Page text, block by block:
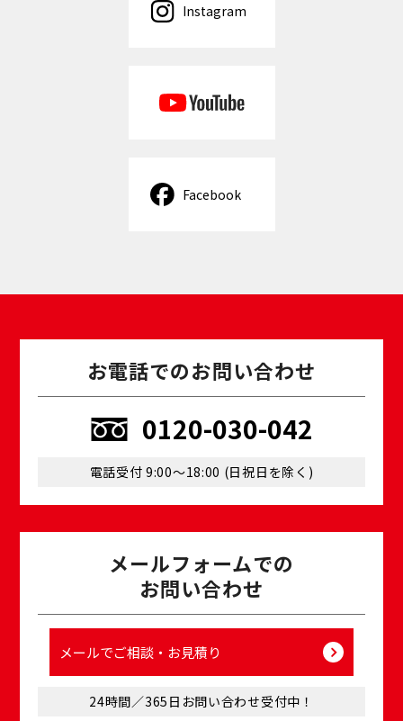
Instagram
Facebook
お電話でのお問い合わせ
0120-030-042
電話受付 9:00〜18:00 (⽇祝⽇を除く)
メールフォームでの
お問い合わせ
メールでご相談・お⾒積り
24時間／365⽇お問い合わせ受付中！